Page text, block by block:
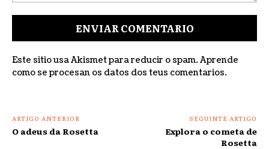
Este sitio usa Akismet para reducir o spam. Aprende
como se procesan os datos dos teus comentarios.
ARTIGO ANTERIOR
O adeus da Rosetta
SEGUINTE ARTIGO
Explora o cometa de
Rosetta